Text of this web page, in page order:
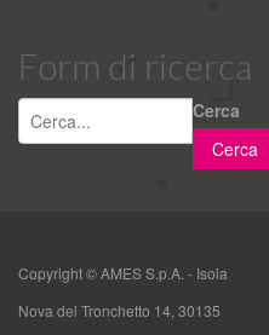
Form di ricerca
Cerca
Copyright ©AMES S.p.A. - Isola
Nova del Tronchetto 14, 30135